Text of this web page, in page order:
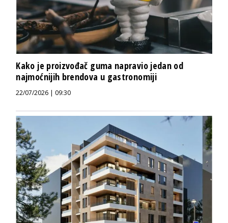
Kako je proizvođač guma napravio jedan od
najmoćnijih brendova u gastronomiji
22/07/2026 | 09:30